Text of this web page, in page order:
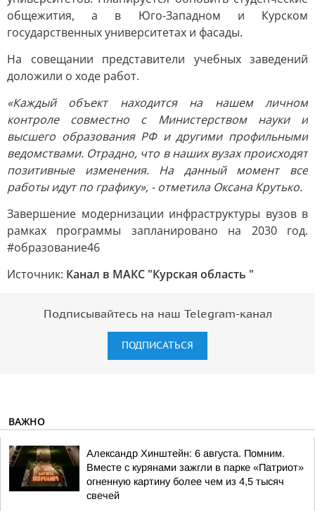
общежития, а в Юго-Западном и Курском
государственных университетах и фасады.
На совещании представители учебных заведений
доложили о ходе работ.
«Каждый объект находится на нашем личном
контроле совместно с Министерством науки и
высшего образования РФ и другими профильными
ведомствами. Отрадно, что в наших вузах происходят
позитивные изменения. На данный момент все
работы идут по графику», - отметила Оксана Крутько.
Завершение модернизации инфраструктуры вузов в
рамках программы запланировано на 2030 год.
#образование46
Источник: Канал в МАКС "Курская область "
Подписывайтесь на наш Telegram-канал
ПОДПИСАТЬСЯ
ВАЖНО
Александр Хинштейн: 6 августа. Помним.
Вместе с курянами зажгли в парке «Патриот»
огненную картину более чем из 4,5 тысяч
свечей